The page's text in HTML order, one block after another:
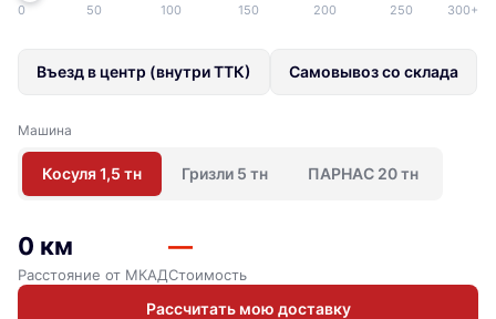
0 50 100 150 200 250 300+
Въезд в центр (внутри ТТК) Самовывоз со склада
Машина
Косуля 1,5 тн Гризли 5 тн ПАРНАС 20 тн
0 км
Расстояние от МКАД
—
Стоимость
Рассчитать мою доставку